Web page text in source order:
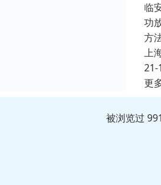
临
功
方
上
21-
更
被浏览过